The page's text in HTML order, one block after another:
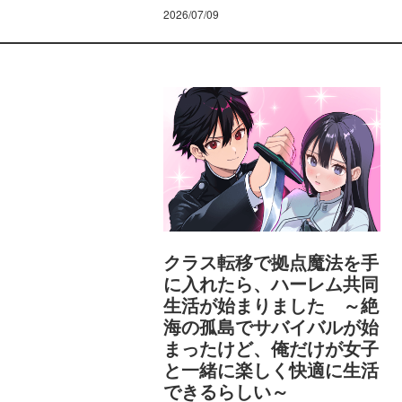
2026/07/09
クラス転移で拠点魔法を手
に入れたら、ハーレム共同
生活が始まりました ～絶
海の孤島でサバイバルが始
まったけど、俺だけが女子
と一緒に楽しく快適に生活
できるらしい～